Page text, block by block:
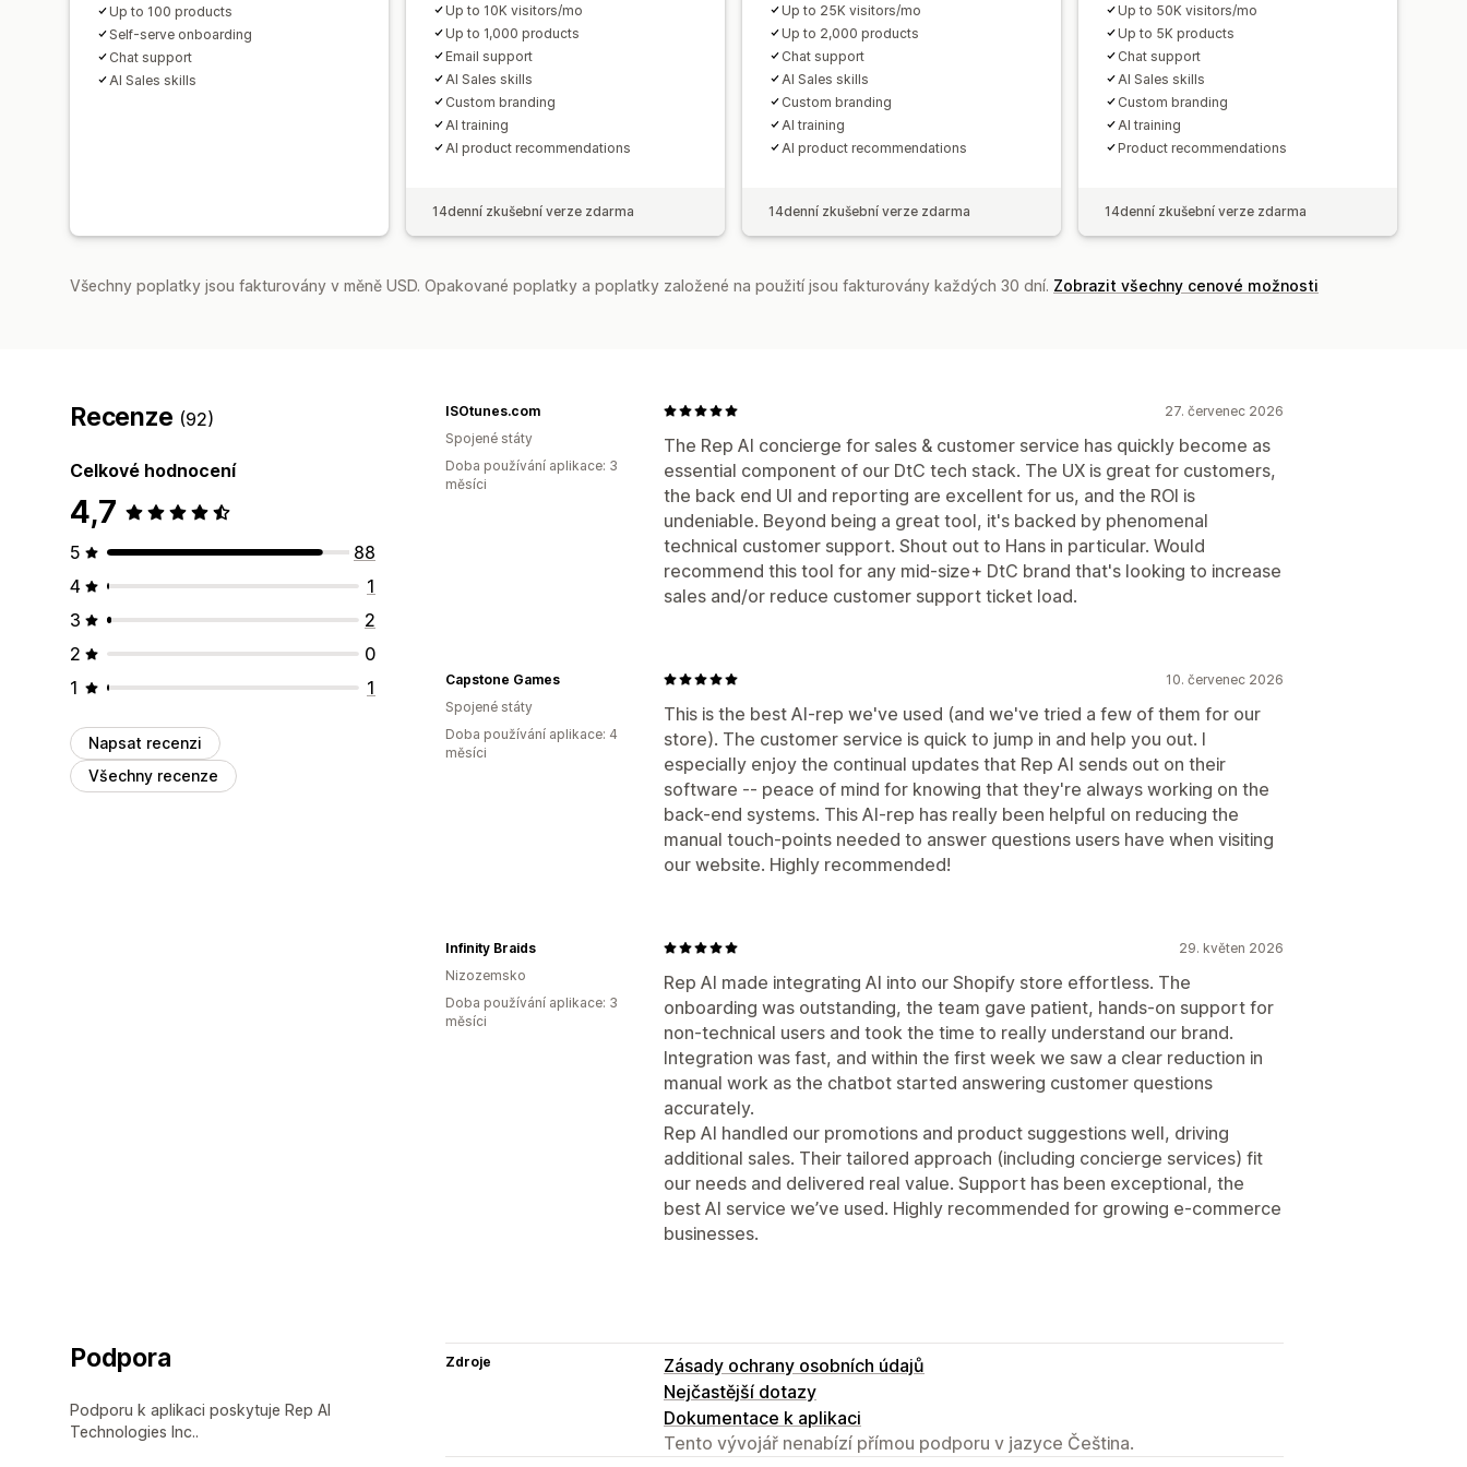
Up to 100 products
Self-serve onboarding
Chat support
AI Sales skills
Up to 10K visitors/mo
Up to 1,000 products
Email support
AI Sales skills
Custom branding
AI training
AI product recommendations
14denní zkušební verze zdarma
Up to 25K visitors/mo
Up to 2,000 products
Chat support
AI Sales skills
Custom branding
AI training
AI product recommendations
14denní zkušební verze zdarma
Up to 50K visitors/mo
Up to 5K products
Chat support
AI Sales skills
Custom branding
AI training
Product recommendations
14denní zkušební verze zdarma
Všechny poplatky jsou fakturovány v měně USD. Opakované poplatky a poplatky založené na použití jsou fakturovány každých 30 dní. Zobrazit všechny cenové možnosti
Recenze (92)
Celkové hodnocení
4,7
5
88
4
1
3
2
2
0
1
1
Napsat recenzi
Všechny recenze
27. červenec 2026
The Rep AI concierge for sales & customer service has quickly become as
essential component of our DtC tech stack. The UX is great for customers,
the back end UI and reporting are excellent for us, and the ROI is
undeniable. Beyond being a great tool, it's backed by phenomenal
technical customer support. Shout out to Hans in particular. Would
recommend this tool for any mid-size+ DtC brand that's looking to increase
sales and/or reduce customer support ticket load.
ISOtunes.com
Spojené státy
Doba používání aplikace: 3
měsíci
10. červenec 2026
This is the best AI-rep we've used (and we've tried a few of them for our
store). The customer service is quick to jump in and help you out. I
especially enjoy the continual updates that Rep AI sends out on their
software -- peace of mind for knowing that they're always working on the
back-end systems. This AI-rep has really been helpful on reducing the
manual touch-points needed to answer questions users have when visiting
our website. Highly recommended!
Capstone Games
Spojené státy
Doba používání aplikace: 4
měsíci
29. květen 2026
Rep AI made integrating AI into our Shopify store effortless. The
onboarding was outstanding, the team gave patient, hands‑on support for
non‑technical users and took the time to really understand our brand.
Integration was fast, and within the first week we saw a clear reduction in
manual work as the chatbot started answering customer questions
accurately.
Rep AI handled our promotions and product suggestions well, driving
additional sales. Their tailored approach (including concierge services) fit
our needs and delivered real value. Support has been exceptional, the
best AI service we’ve used. Highly recommended for growing e‑commerce
businesses.
Infinity Braids
Nizozemsko
Doba používání aplikace: 3
měsíci
Podpora
Podporu k aplikaci poskytuje Rep AI
Technologies Inc..
Zdroje
Zásady ochrany osobních údajů
Nejčastější dotazy
Dokumentace k aplikaci
Tento vývojář nenabízí přímou podporu v jazyce Čeština.